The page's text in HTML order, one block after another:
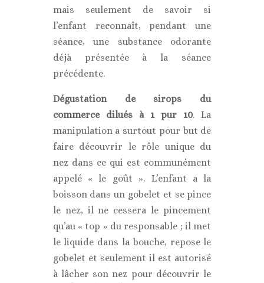
mais seulement de savoir si
l’enfant reconnaît, pendant une
séance, une substance odorante
déjà présentée à la séance
précédente.
Dégustation de sirops du
commerce dilués à 1 pur 10. La
manipulation a surtout pour but de
faire découvrir le rôle unique du
nez dans ce qui est communément
appelé « le goût ». L’enfant a la
boisson dans un gobelet et se pince
le nez, il ne cessera le pincement
qu’au « top » du responsable ; il met
le liquide dans la bouche, repose le
gobelet et seulement il est autorisé
à lâcher son nez pour découvrir le